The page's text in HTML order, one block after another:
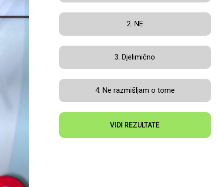
2. NE
3. Djelimično
4. Ne razmišljam o tome
VIDI REZULTATE